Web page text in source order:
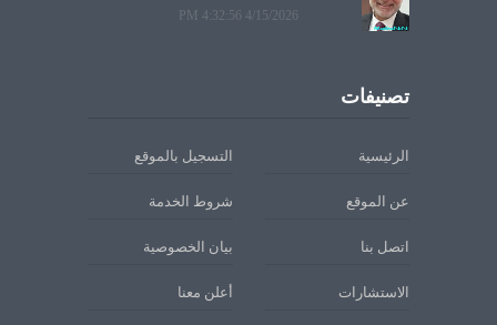
4/15/2026 4:32:56 PM
تصنيفات
الرئيسية التسجيل بالموقع
عن الموقع شروط الخدمة
اتصل بنا بيان الخصوصية
الاستشارات أعلن معنا